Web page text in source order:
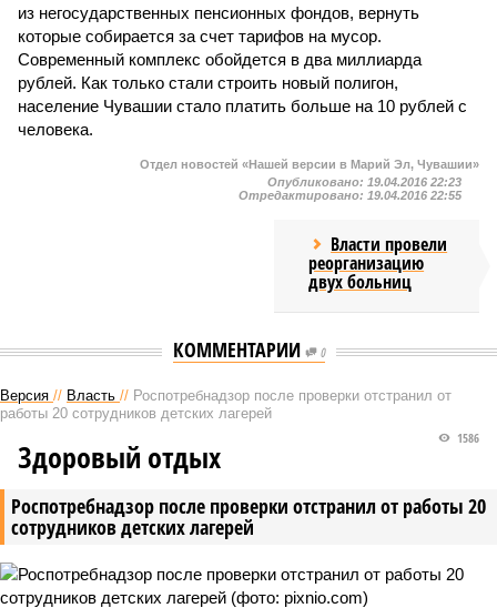
из негосударственных пенсионных фондов, вернуть
которые собирается за счет тарифов на мусор.
Современный комплекс обойдется в два миллиарда
рублей. Как только стали строить новый полигон,
население Чувашии стало платить больше на 10 рублей с
человека.
Отдел новостей «Нашей версии в Марий Эл, Чувашии»
Опубликовано: 19.04.2016 22:23
Отредактировано: 19.04.2016 22:55
Власти провели
реорганизацию
двух больниц
КОММЕНТАРИИ 0
Версия // Власть // Роспотребнадзор после проверки отстранил от
работы 20 сотрудников детских лагерей
Роспотребнадзор после проверки отстранил от работы 20
сотрудников детских лагерей
1586
Здоровый отдых